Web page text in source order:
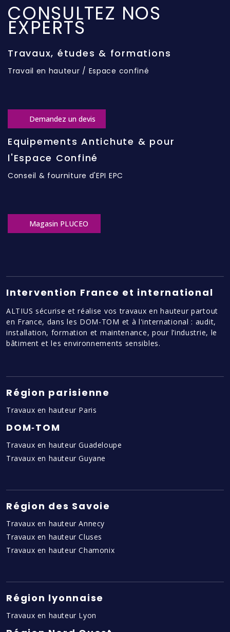
CONSULTEZ NOS
EXPERTS
Travaux, études & formations
Travail en hauteur / Espace confiné
Demandez un devis
Equipements Antichute & pour
l'Espace Confiné
Conseil & fourniture d'EPI EPC
Magasin PLUCEO
Intervention France et international
ALTIUS sécurise et réalise vos travaux en hauteur partout
en France, dans les DOM-TOM et à l'international : audit,
installation, formation et maintenance, pour l’industrie, le
bâtiment et les environnements sensibles.
Région parisienne
Travaux en hauteur Paris
DOM‑TOM
Travaux en hauteur Guadeloupe
Travaux en hauteur Guyane
Région des Savoie
Travaux en hauteur Annecy
Travaux en hauteur Cluses
Travaux en hauteur Chamonix
Région lyonnaise
Travaux en hauteur Lyon